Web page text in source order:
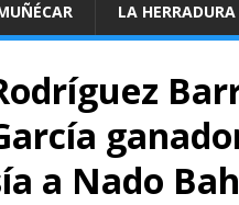
LA HERRADURA
a Nado